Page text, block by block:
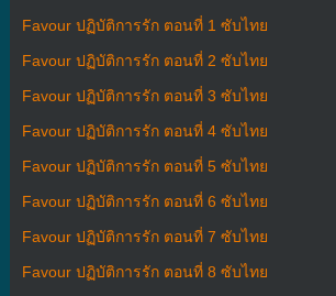
Favour ปฏิบัติการรัก ตอนที่ 1 ซับไทย
Favour ปฏิบัติการรัก ตอนที่ 2 ซับไทย
Favour ปฏิบัติการรัก ตอนที่ 3 ซับไทย
Favour ปฏิบัติการรัก ตอนที่ 4 ซับไทย
Favour ปฏิบัติการรัก ตอนที่ 5 ซับไทย
Favour ปฏิบัติการรัก ตอนที่ 6 ซับไทย
Favour ปฏิบัติการรัก ตอนที่ 7 ซับไทย
Favour ปฏิบัติการรัก ตอนที่ 8 ซับไทย